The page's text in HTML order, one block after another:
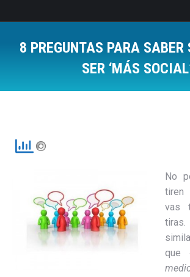
8 PREGUNTAS PARA SABER
SER ‘MÁS
No
tiren
vas
que